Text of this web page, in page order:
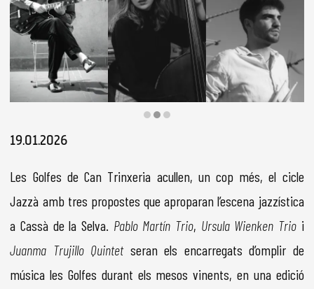
19.01.2026
Les Golfes de Can Trinxeria acullen, un cop més, el cicle
Jazzà amb tres propostes que aproparan l’escena jazzística
a Cassà de la Selva. Pablo Martín Trio, Ursula Wienken Trio i
Juanma Trujillo Quintet seran els encarregats d’omplir de
música les Golfes durant els mesos vinents, en una edició